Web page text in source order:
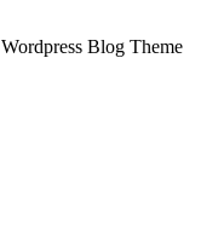
Blog Theme